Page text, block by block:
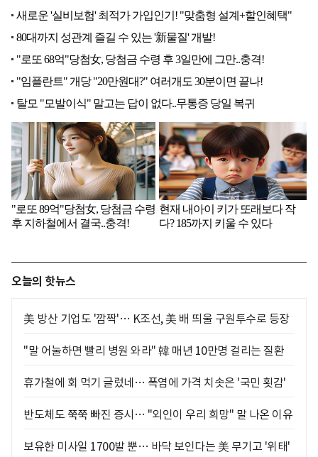
오늘의 핫뉴스
美 방산 기업도 '깜짝'… K조선, 美 배 띄울 구원투수로 등장
"말 어눌하면 빨리 병원 와라" 韓 매년 10만명 걸리는 질환
휴가철에 회 먹기 글렀네… 폭염에 가격 치솟은 '국민 횟감'
반도체도 쭉쭉 빠진 증시… "외인이 우리 희망" 말 나온 이유
보유한 미사일 1700발 뿐… 바닥 보인다는 美 무기고 '위태'